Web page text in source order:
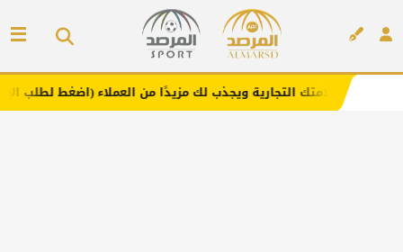
التجارية ويجذب لك مزيدًا من العملاء (اضغط لطلب الإعلان)